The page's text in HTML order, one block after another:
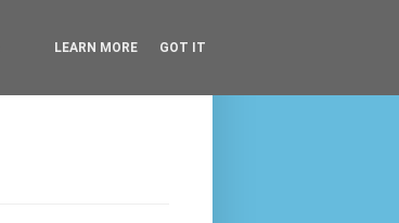
LEARN MORE GOT IT